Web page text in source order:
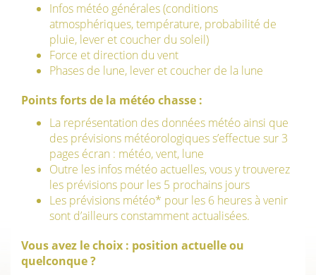
Infos météo générales (conditions
atmosphériques, température, probabilité de
pluie, lever et coucher du soleil)
Force et direction du vent
Phases de lune, lever et coucher de la lune
Points forts de la météo chasse :
La représentation des données météo ainsi que
des prévisions météorologiques s’effectue sur 3
pages écran : météo, vent, lune
Outre les infos météo actuelles, vous y trouverez
les prévisions pour les 5 prochains jours
Les prévisions météo* pour les 6 heures à venir
sont d’ailleurs constamment actualisées.
Vous avez le choix : position actuelle ou
quelconque ?